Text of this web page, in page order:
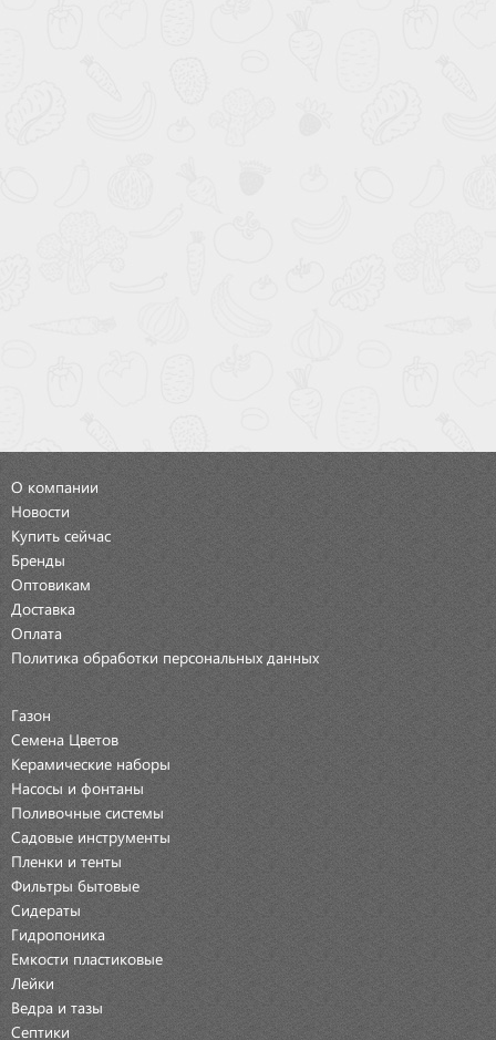
О компании
Новости
Купить сейчас
Бренды
Оптовикам
Доставка
Оплата
Политика обработки персональных данных
Газон
Семена Цветов
Керамические наборы
Насосы и фонтаны
Поливочные системы
Садовые инструменты
Пленки и тенты
Фильтры бытовые
Сидераты
Гидропоника
Емкости пластиковые
Лейки
Ведра и тазы
Септики